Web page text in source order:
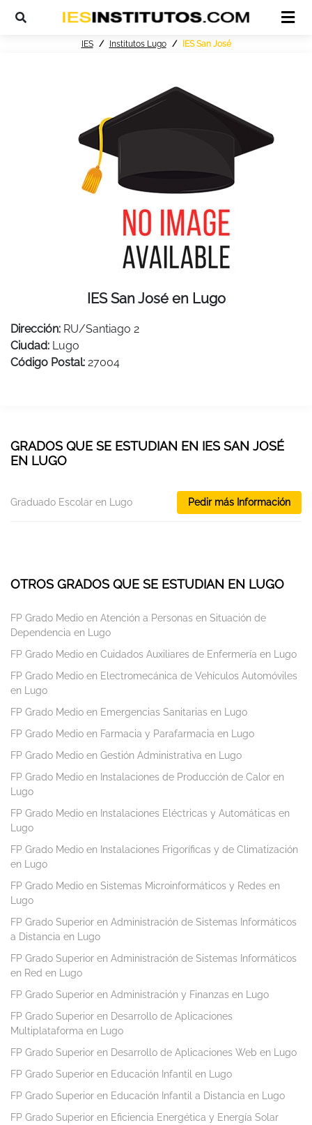
IES Institutos Lugo IES San José
IES San José en Lugo
Dirección: RU/Santiago 2
Ciudad: Lugo
Código Postal: 27004
GRADOS QUE SE ESTUDIAN EN IES SAN JOSÉ
EN LUGO
Graduado Escolar en Lugo Pedir más Información
OTROS GRADOS QUE SE ESTUDIAN EN LUGO
FP Grado Medio en Atención a Personas en Situación de
Dependencia en Lugo
FP Grado Medio en Cuidados Auxiliares de Enfermería en Lugo
FP Grado Medio en Electromecánica de Vehículos Automóviles
en Lugo
FP Grado Medio en Emergencias Sanitarias en Lugo
FP Grado Medio en Farmacia y Parafarmacia en Lugo
FP Grado Medio en Gestión Administrativa en Lugo
FP Grado Medio en Instalaciones de Producción de Calor en
Lugo
FP Grado Medio en Instalaciones Eléctricas y Automáticas en
Lugo
FP Grado Medio en Instalaciones Frigoríficas y de Climatización
en Lugo
FP Grado Medio en Sistemas Microinformáticos y Redes en
Lugo
FP Grado Superior en Administración de Sistemas Informáticos
a Distancia en Lugo
FP Grado Superior en Administración de Sistemas Informáticos
en Red en Lugo
FP Grado Superior en Administración y Finanzas en Lugo
FP Grado Superior en Desarrollo de Aplicaciones
Multiplataforma en Lugo
FP Grado Superior en Desarrollo de Aplicaciones Web en Lugo
FP Grado Superior en Educación Infantil en Lugo
FP Grado Superior en Educación Infantil a Distancia en Lugo
FP Grado Superior en Eficiencia Energética y Energía Solar